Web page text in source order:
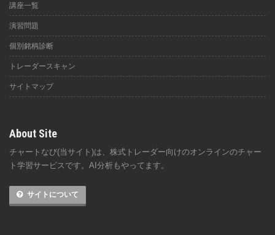
講座一覧
演習問題
個別銘柄診断
トレーダースキャン
サイトマップ
About Site
チャートなび(当サイト)は、株式トレーダー向けのオンラインのチャー
ト学習サービスです。AI分析もやってます。
サイトについて